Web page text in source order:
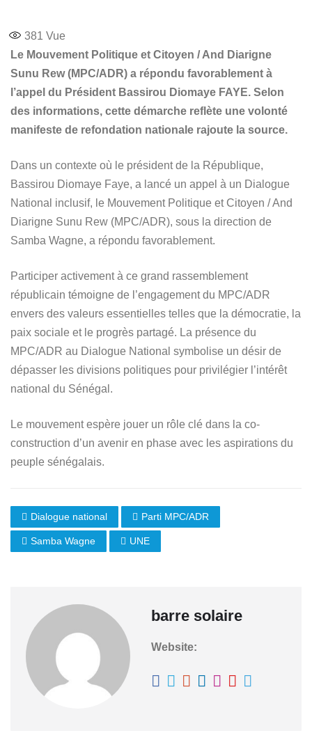
381 Vue
Le Mouvement Politique et Citoyen / And Diarigne
Sunu Rew (MPC/ADR) a répondu favorablement à
l’appel du Président Bassirou Diomaye FAYE. Selon
des informations, cette démarche reflète une volonté
manifeste de refondation nationale rajoute la source.
Dans un contexte où le président de la République,
Bassirou Diomaye Faye, a lancé un appel à un Dialogue
National inclusif, le Mouvement Politique et Citoyen / And
Diarigne Sunu Rew (MPC/ADR), sous la direction de
Samba Wagne, a répondu favorablement.
Participer activement à ce grand rassemblement
républicain témoigne de l’engagement du MPC/ADR
envers des valeurs essentielles telles que la démocratie, la
paix sociale et le progrès partagé. La présence du
MPC/ADR au Dialogue National symbolise un désir de
dépasser les divisions politiques pour privilégier l’intérêt
national du Sénégal.
Le mouvement espère jouer un rôle clé dans la co-
construction d’un avenir en phase avec les aspirations du
peuple sénégalais.
Dialogue national Parti MPC/ADR
Samba Wagne UNE
barre solaire
Website: